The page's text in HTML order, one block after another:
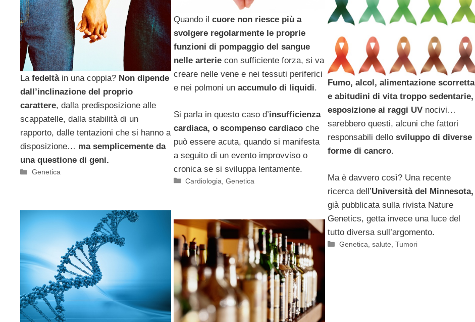
Fumo, alcol, alimentazione scorretta
e abitudini di vita troppo sedentarie,
esposizione ai raggi UV nocivi…
sarebbero questi, alcuni che fattori
responsabili dello sviluppo di diverse
forme di cancro.
Ma è davvero così? Una recente
ricerca dell’Università del Minnesota,
già pubblicata sulla rivista Nature
Genetics, getta invece una luce del
tutto diversa sull’argomento.
Categorie
Genetica salute Tumori
La fedeltàin una coppia? Non dipende
dall’inclinazione del proprio
carattere, dalla predisposizione alle
scappatelle, dalla stabilità di un
rapporto, dalle tentazioni che si hanno a
disposizione… ma semplicemente da
una questione di geni.
Categorie
Genetica
Quando ilcuore non riesce più a
svolgere regolarmente le proprie
funzioni di pompaggio del sangue
nelle arterie con sufficiente forza, si va
creare nelle vene e nei tessuti periferici
e nei polmoni un accumulo di liquidi.
Si parla in questo caso d’insufficienza
cardiaca, o scompenso cardiaco che
può essere acuta, quando si manifesta
a seguito di un evento improvviso o
cronica se si sviluppa lentamente.
Categorie
Cardiologia ,Genetica